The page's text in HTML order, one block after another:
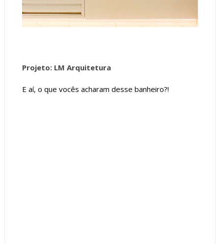
Projeto: LM Arquitetura
E aí, o que vocês acharam desse banheiro?!